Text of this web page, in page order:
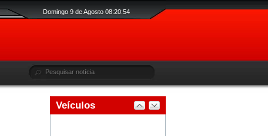
Domingo 9 de Agosto 08:20:54